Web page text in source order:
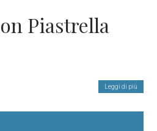
Piastrella
Leggi di più